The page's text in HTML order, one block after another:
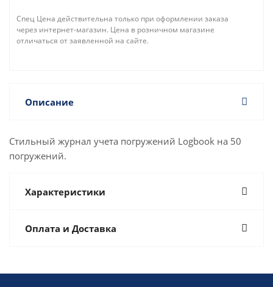
Спец Цена действительна только при оформлении заказа
через интернет-магазин. Цена в розничном магазине
отличаться от заявленной на сайте.
Описание
Стильный журнал учета погружений Logbook на 50
погружений.
Характеристики
Оплата и Доставка